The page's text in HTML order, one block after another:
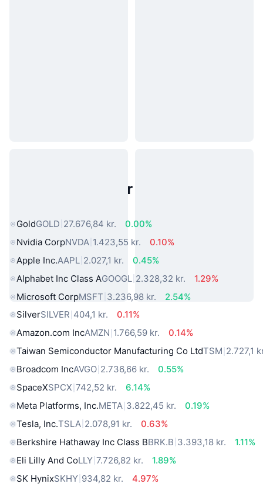
Populære aktiver fra den virkelige
GoldGOLD 27.676,84 kr.
0.00%
Nvidia CorpNVDA 1.423,55 kr.
0.10%
Apple Inc.AAPL 2.027,1 kr.
0.45%
Alphabet Inc Class AGOOGL 2.328,32 kr.
1.29%
Microsoft CorpMSFT 3.236,98 kr.
2.54%
SilverSILVER 404,1 kr.
0.11%
Amazon.com IncAMZN 1.766,59 kr.
0.14%
Taiwan Semiconductor Manufacturing Co LtdTSM 2.727,1
Broadcom IncAVGO 2.736,66 kr.
0.55%
SpaceXSPCX 742,52 kr.
6.14%
Meta Platforms, Inc.META 3.822,45 kr.
0.19%
Tesla, Inc.TSLA 2.078,91 kr.
0.63%
Berkshire Hathaway Inc Class BBRK.B 3.393,18 kr.
1.11%
Eli Lilly And CoLLY 7.726,82 kr.
1.89%
SK HynixSKHY 934,82 kr.
4.97%